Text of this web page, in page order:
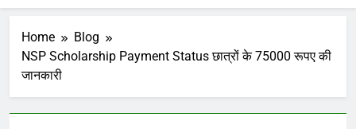
Home
Blog
NSP Scholarship Payment Status छात्रों के 75000 रूपए की
जानकारी